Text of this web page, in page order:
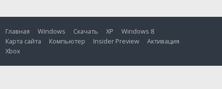
Главная Windows Скачать XP
Windows 8
Карта сайта
Компьютер Insider Preview
Активация
Xbox